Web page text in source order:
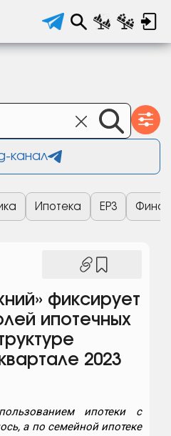
канал
Ипотека ЕРЗ
фиксирует
ипотечных
2023
ипотеки с
а по семейной ипотеке